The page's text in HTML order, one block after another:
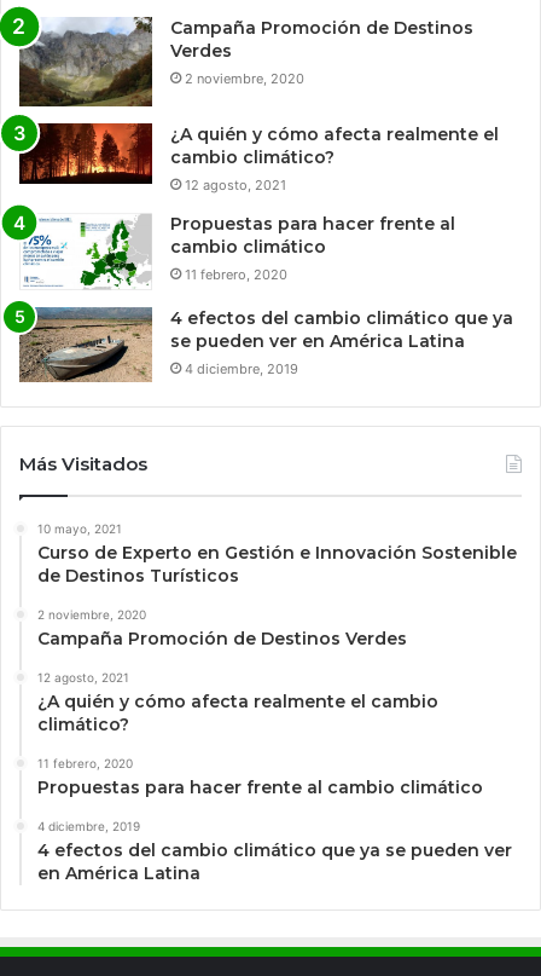
Campaña Promoción de Destinos
Verdes
2 noviembre, 2020
¿A quién y cómo afecta realmente el
cambio climático?
12 agosto, 2021
Propuestas para hacer frente al
cambio climático
11 febrero, 2020
4 efectos del cambio climático que ya
se pueden ver en América Latina
4 diciembre, 2019
Más Visitados
10 mayo, 2021
Curso de Experto en Gestión e Innovación Sostenible
de Destinos Turísticos
2 noviembre, 2020
Campaña Promoción de Destinos Verdes
12 agosto, 2021
¿A quién y cómo afecta realmente el cambio
climático?
11 febrero, 2020
Propuestas para hacer frente al cambio climático
4 diciembre, 2019
4 efectos del cambio climático que ya se pueden ver
en América Latina